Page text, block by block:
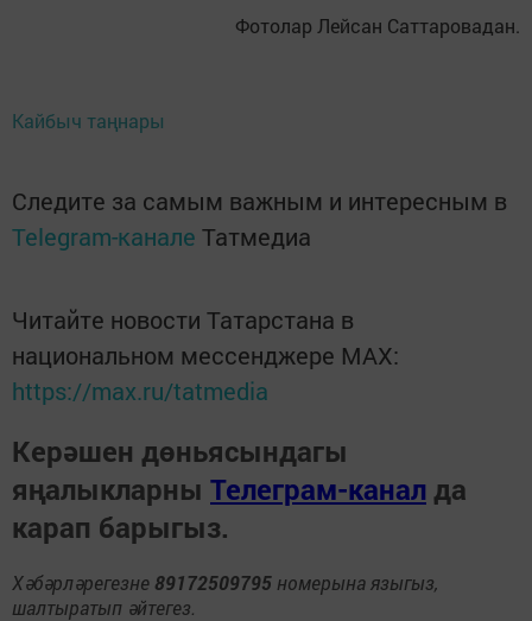
Фотолар Лейсан Саттаровадан.
Кайбыч таңнары
Следите за самым важным и интересным в
Telegram-канале Татмедиа
Читайте новости Татарстана в
национальном мессенджере MАХ:
https://max.ru/tatmedia
Керәшен дөньясындагы
яңалыкларны Телеграм-канал да
карап барыгыз.
Хәбәрләрегезне 89172509795 номерына языгыз,
шалтыратып әйтегез.